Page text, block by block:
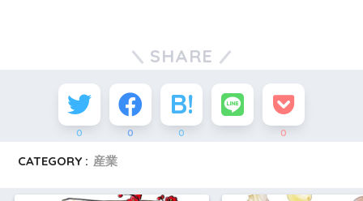
SHARE
0 0 0 0
CATEGORY : 産業